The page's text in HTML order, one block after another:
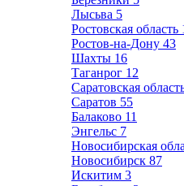
Лысьва 5
Ростовская область
Ростов-на-Дону 43
Шахты 16
Таганрог 12
Саратовская
Саратов 55
Балаково 11
Энгельс 7
Новосибирская
Новосибирск 87
Искитим 3